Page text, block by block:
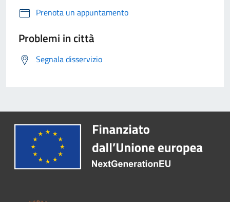
Prenota un appuntamento
Problemi in città
Segnala disservizio